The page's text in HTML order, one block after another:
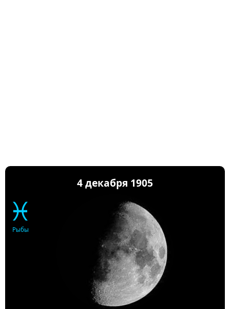
4 декабря 1905
♓
Рыбы